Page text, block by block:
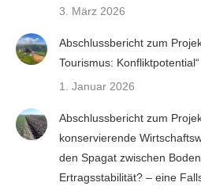
3. März 2026
Abschlussbericht zum
Tourismus: Konfliktpotential“
1. Januar 2026
Abschlussbericht zum
konservierende
den Spagat zwischen
Ertragsstabilität? – eine